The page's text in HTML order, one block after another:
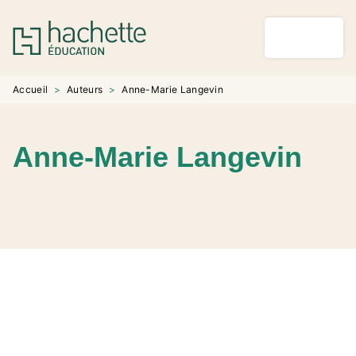
MENU RECHERCHE
PIED DE PAGE
Accueil > Auteurs > Anne-Marie Langevin
Anne-Marie Langevin